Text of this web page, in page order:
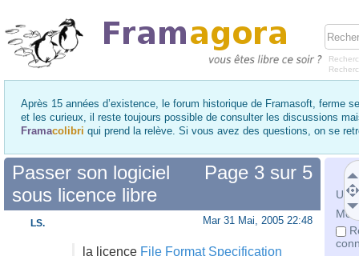
Après 15 années d’existence, le forum historique de Framasoft, ferme
et les curieux, il reste toujours possible de consulter les discussions
Framacolibri qui prend la relève. Si vous avez des questions, on se
Mot
Page 3 sur 5
Passer son logiciel
sous licence libre
Mar 31 Mai, 2005 22:48
la licence File Format Specification
LS.